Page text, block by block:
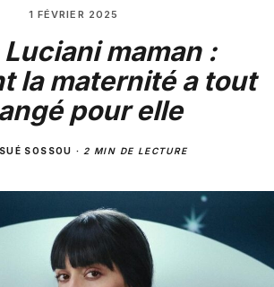
1 FÉVRIER 2025
Luciani maman :
la maternité a tout
pour elle
SOSSOU · 2 MIN DE LECTURE